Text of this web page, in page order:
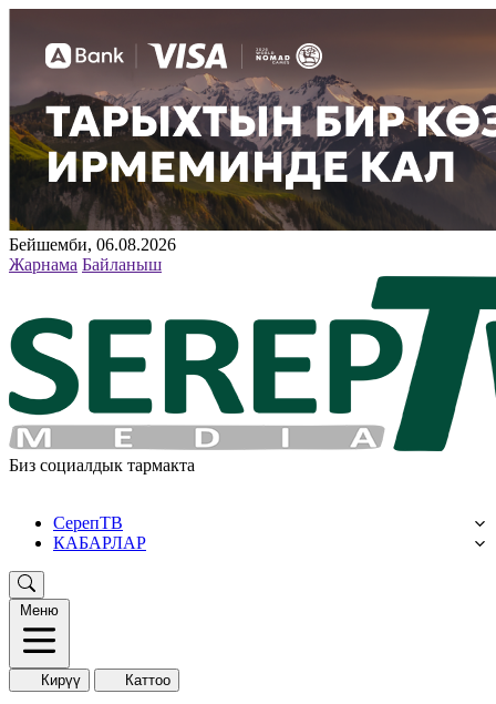
Бейшемби, 06.08.2026
Жарнама Байланыш
Биз социалдык тармакта
СерепТВ
КАБАРЛАР
Меню
Кирүү Каттоо